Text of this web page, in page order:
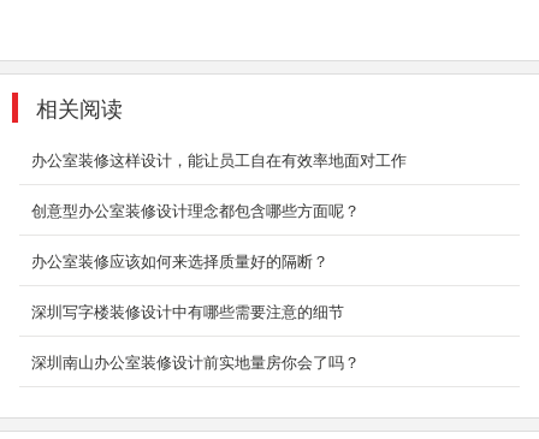
相关阅读
办公室装修这样设计，能让员工自在有效率地面对工作
创意型办公室装修设计理念都包含哪些方面呢？
办公室装修应该如何来选择质量好的隔断？
深圳写字楼装修设计中有哪些需要注意的细节
深圳南山办公室装修设计前实地量房你会了吗？